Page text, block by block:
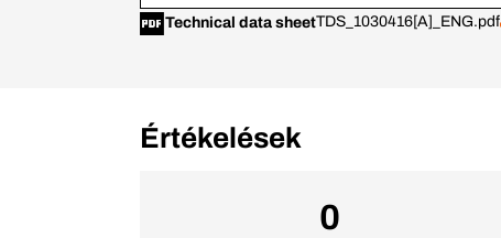
Technical data sheetTDS_1030416[A]_ENG.pdf
Értékelések
0